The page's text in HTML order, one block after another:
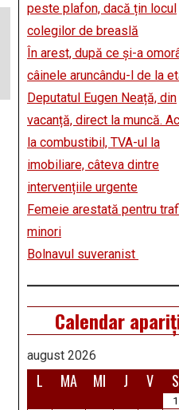
peste plafon, dacă țin locul
colegilor de breaslă
În arest, după ce și-a
câinele aruncându-l de la
Deputatul Eugen Neață, din
vacanță, direct la muncă.
la combustibil, TVA-ul la
imobiliare, câteva dintre
intervențiile urgente
Femeie arestată pentru
minori
Bolnavul suveranist
Calendar
august 2026
L MA MI J V S
1